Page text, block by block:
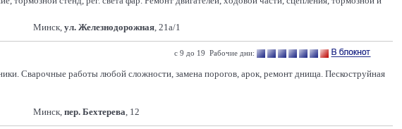
Минск, ул. Железнодорожная, 21а/1
с 9 до 19 Рабочие дни:
Сварочные работы любой сложности, замена порогов, арок, ремонт днища. Пескоструйная
Минск, пер. Бехтерева, 12